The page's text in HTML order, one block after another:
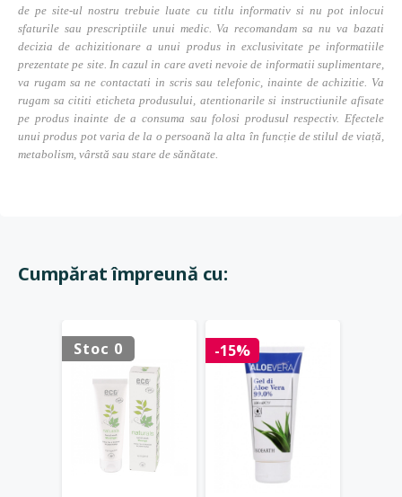
de pe site-ul nostru trebuie luate cu titlu informativ si nu pot inlocui
sfaturile sau prescriptiile unui medic. Va recomandam sa nu va bazati
decizia de achizitionare a unui produs in exclusivitate pe informatiile
prezentate pe site. In cazul in care aveti nevoie de informatii suplimentare,
va rugam sa ne contactati in scris sau telefonic, inainte de achizitie. Va
rugam sa cititi eticheta produsului, atentionarile si instructiunile afisate
pe produs inainte de a consuma sau folosi produsul respectiv. Efectele
unui produs pot varia de la o persoană la alta în funcție de stilul de viață,
metabolism, vârstă sau stare de sănătate.
Cumpărat împreună cu:
Stoc 0 -15%